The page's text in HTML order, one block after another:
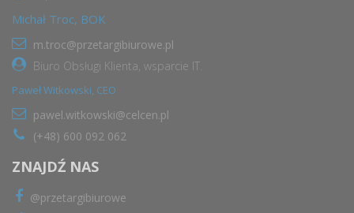
Michał Troc, BOK
m.troc@przetargibiurowe.pl
Biuro Obsługi Klienta, wsparcie IT.
Paweł Witkowski, CEO
pawel.witkowski@celcen.pl
(+48) 600 092 062
ZNAJDŹ NAS
@przetargibiurowe